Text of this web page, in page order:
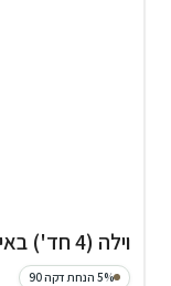
וילה (4 חד') באילת
5% הנחת דקה 90